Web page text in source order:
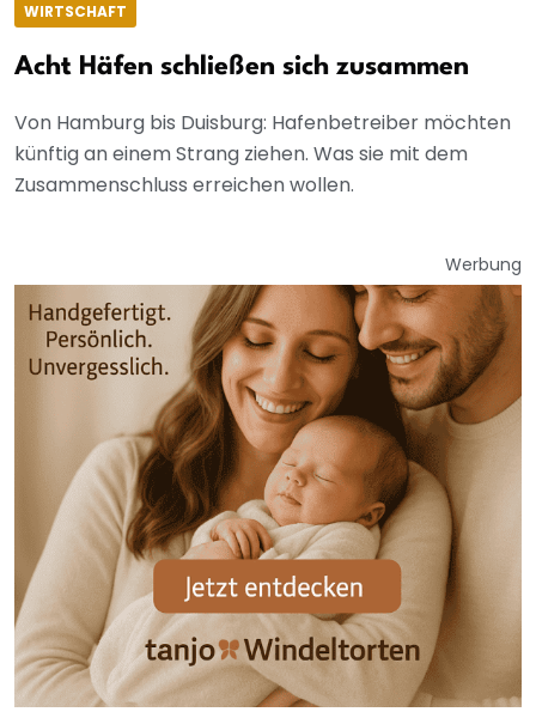
WIRTSCHAFT
Acht Häfen schließen sich zusammen
Von Hamburg bis Duisburg: Hafenbetreiber möchten
künftig an einem Strang ziehen. Was sie mit dem
Zusammenschluss erreichen wollen.
Werbung